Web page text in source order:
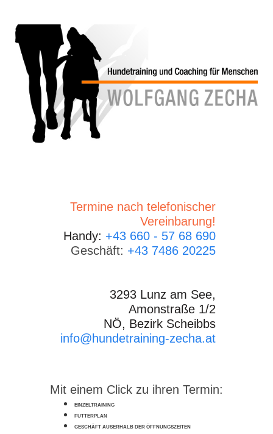
Termine nach telefonischer
Vereinbarung!
Handy: +43 660 - 57 68 690
Geschäft: +43 7486 20225
3293 Lunz am See,
Amonstraße 1/2
NÖ, Bezirk Scheibbs
info@hundetraining-zecha.at
Mit einem Click zu ihren Termin:
EINZELTRAINING
FUTTERPLAN
GESCHÄFT AUSERHALB DER ÖFFNUNGSZEITEN